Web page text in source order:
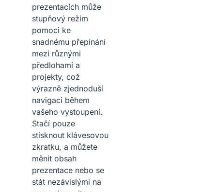
prezentacích může
stupňový režim
pomoci ke
snadnému přepínání
mezi různými
předlohami a
projekty, což
výrazně zjednoduší
navigaci během
vašeho vystoupení.
Stačí pouze
stisknout klávesovou
zkratku, a můžete
měnit obsah
prezentace nebo se
stát nezávislými na